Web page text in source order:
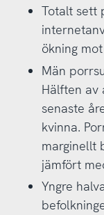
Totalt sett
ökning
Män
Hälften
senaste
kvinna.
marginellt
jämfört
Yngre